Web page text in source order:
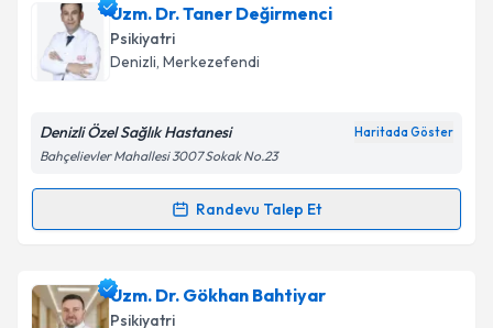
Takvim Talebini Gönder
Uzm.Dr. Hüsnü Menteşeoğluiçin randevu takvimi
talebi oluşturun. Size bu uzmandan randevu almanız
için bir takvim hazırlandığında e-posta ile
bilgilendireceğiz.
E-posta Adresiniz
Kişisel verilerimin işlenmesine ilişkinAydınlatma
kapsamda işlenmesini kabul ediyorum.
Uzm. Dr. Taner Değirmenci
Psikiyatri
Denizli, Merkezefendi
Denizli Özel Sağlık Hastanesi Haritada Göster
Bahçelievler Mahallesi 3007 Sokak No.23
Randevu Talep Et
Randevu Takvimi Talebi
Uzm. Dr. Taner Değirmenciiçin randevu takvimi
talebi oluşturun. Size bu uzmandan randevu almanız
Uzm. Dr. Gökhan Bahtiyar
Psikiyatri